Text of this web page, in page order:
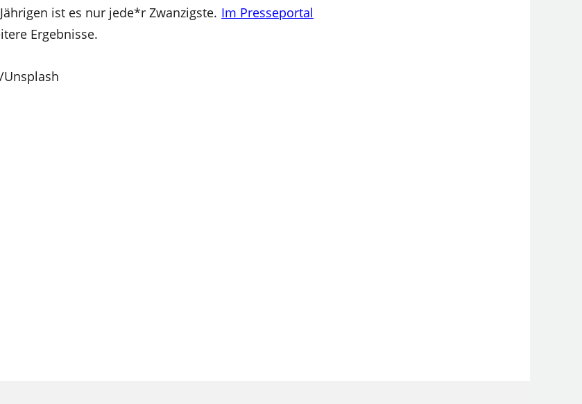
ist es nur jede*r Zwanzigste. Im Presseportal
Ergebnisse.